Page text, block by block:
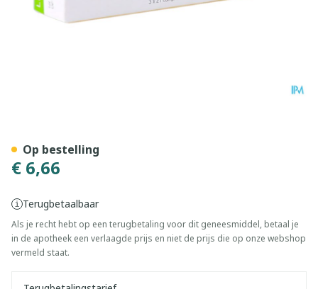
€ 6,66
Terugbetaalbaar
Als je recht hebt op een terugbetaling voor dit geneesmiddel, betaal je
in de apotheek een verlaagde prijs en niet de prijs die op onze webshop
vermeld staat.
Op bestelling